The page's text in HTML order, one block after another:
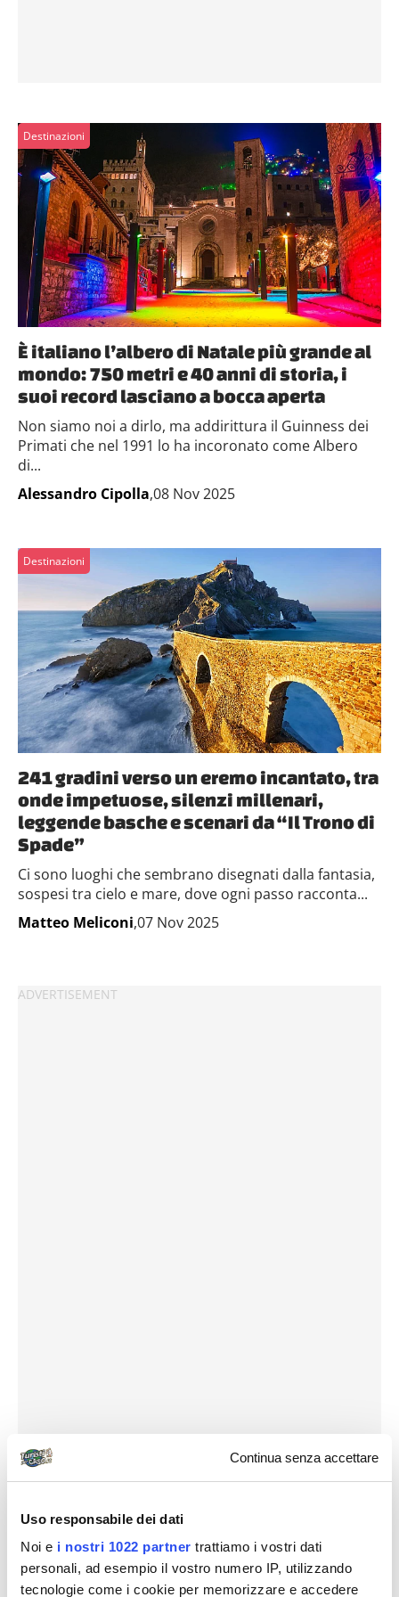
Continua senza accettare
Uso responsabile dei dati
Noi e i nostri 1022 partner trattiamo i vostri dati
personali, ad esempio il vostro numero IP, utilizzando
tecnologie come i cookie per memorizzare e accedere
Destinazioni
È italiano l’albero di Natale più grande al
mondo: 750 metri e 40 anni di storia, i
suoi record lasciano a bocca aperta
Non siamo noi a dirlo, ma addirittura il Guinness dei
Primati che nel 1991 lo ha incoronato come Albero
di...
Alessandro Cipolla,08 Nov 2025
Destinazioni
241 gradini verso un eremo incantato, tra
onde impetuose, silenzi millenari,
leggende basche e scenari da “Il Trono di
Spade”
Ci sono luoghi che sembrano disegnati dalla fantasia,
sospesi tra cielo e mare, dove ogni passo racconta...
Matteo Meliconi,07 Nov 2025
Destinazioni